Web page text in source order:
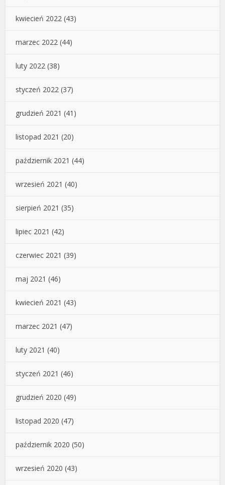
kwiecień 2022 (43)
marzec 2022 (44)
luty 2022 (38)
styczeń 2022 (37)
grudzień 2021 (41)
listopad 2021 (20)
październik 2021 (44)
wrzesień 2021 (40)
sierpień 2021 (35)
lipiec 2021 (42)
czerwiec 2021 (39)
maj 2021 (46)
kwiecień 2021 (43)
marzec 2021 (47)
luty 2021 (40)
styczeń 2021 (46)
grudzień 2020 (49)
listopad 2020 (47)
październik 2020 (50)
wrzesień 2020 (43)